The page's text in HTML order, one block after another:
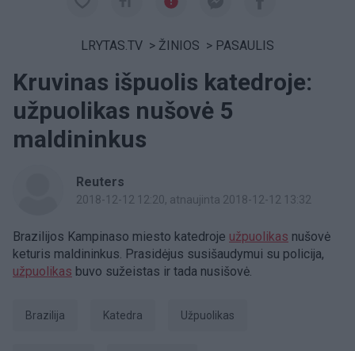
LRYTAS.TV > ŽINIOS > PASAULIS
Kruvinas išpuolis katedroje:
užpuolikas nušovė 5
maldininkus
Reuters
2018-12-12 12:20, atnaujinta 2018-12-12 13:32
Brazilijos Kampinaso miesto katedroje užpuolikas nušovė
keturis maldininkus. Prasidėjus susišaudymui su policija,
užpuolikas buvo sužeistas ir tada nusišovė.
Brazilija Katedra užpuolikas